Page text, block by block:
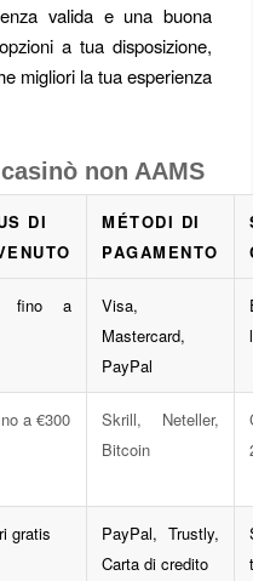
valida e una buona
a tua disposizione,
migliori la tua esperienza
non AAMS
DI
MÉTODI DI
PAGAMENTO
fino a
Visa,
Mastercard,
PayPal
a €300
Skrill, Neteller,
Bitcoin
gratis
PayPal, Trustly,
Carta di credito